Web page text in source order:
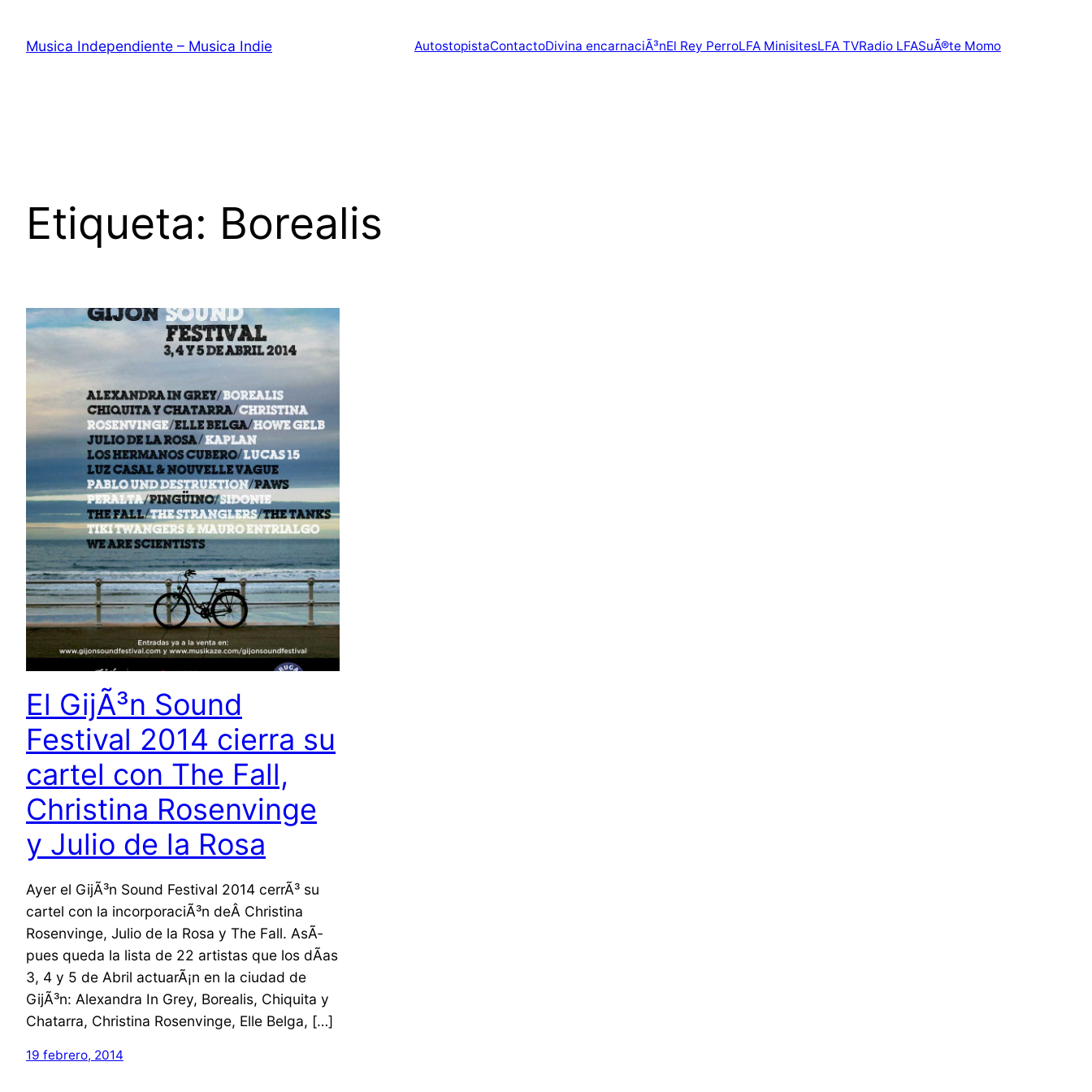
contenido
Musica Independiente – Musica Indie AutostopistaContactoDivina encarnaciÃ³nEl Rey PerroLFA MinisitesLFA TVRadio LFASuÃ®te Momo
Etiqueta: Borealis
El GijÃ³n Sound
Festival 2014 cierra su
cartel con The Fall,
Christina Rosenvinge
y Julio de la Rosa
Ayer el GijÃ³n Sound Festival 2014 cerrÃ³ su
cartel con la incorporaciÃ³n deÂ Christina
Rosenvinge, Julio de la Rosa y The Fall. AsÃ­
pues queda la lista de 22 artistas que los dÃ­as
3, 4 y 5 de Abril actuarÃ¡n en la ciudad de
GijÃ³n: Alexandra In Grey, Borealis, Chiquita y
Chatarra, Christina Rosenvinge, Elle Belga, […]
19 febrero, 2014